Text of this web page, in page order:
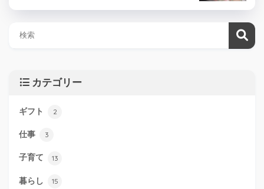
カテゴリー
ギフト 2
仕事 3
子育て 13
暮らし 15